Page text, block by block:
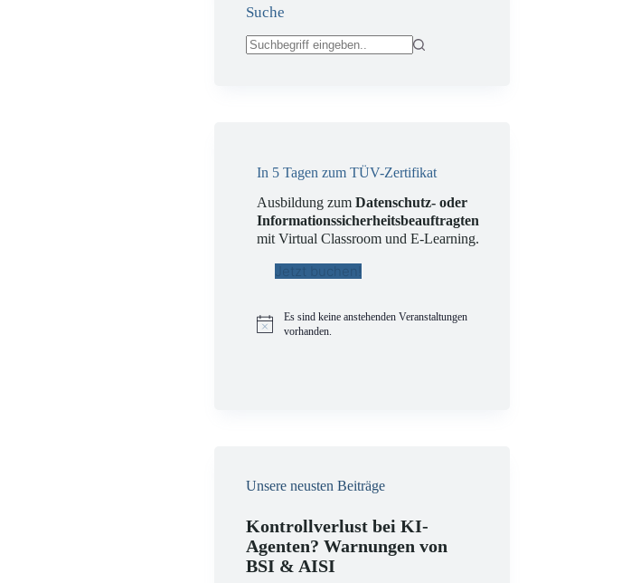
Suche
In 5 Tagen zum TÜV-Zertifikat
Ausbildung zumDatenschutz- oder
Informationssicherheitsbeauftragten
mit Virtual Classroom und E-Learning.
Jetzt buchen!
H
Es sind keine anstehenden Veranstaltungen
vorhanden.
Unsere neusten Beiträge
Kontrollverlust bei KI-
Agenten? Warnungen von
BSI & AISI